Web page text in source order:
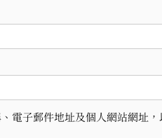
電子郵件地址及個人網站網址